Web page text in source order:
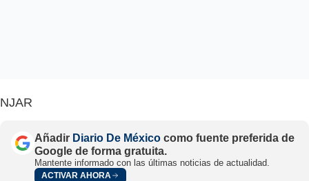
NJAR
Añadir Diario De México como fuente preferida de
Google de forma gratuita.
Mantente informado con las últimas noticias de actualidad.
ACTIVAR AHORA